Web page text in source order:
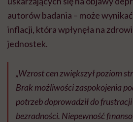
autorów badania – może
inflacji, która wpłynęła na
jednostek.
„Wzrost cen zwiększył poziom
Brak możliwości zaspokojenia
potrzeb doprowadził do
bezradności. Niepewność